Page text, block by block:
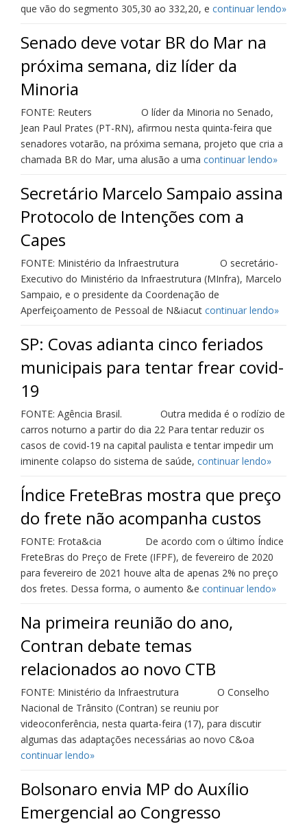
que vão do segmento 305,30 ao 332,20, e continuar lendo»
Senado deve votar BR do Mar na
próxima semana, diz líder da
Minoria
FONTE: Reuters O líder da Minoria no Senado,
Jean Paul Prates (PT-RN), afirmou nesta quinta-feira que
senadores votarão, na próxima semana, projeto que cria a
chamada BR do Mar, uma alusão a uma continuar lendo»
Secretário Marcelo Sampaio assina
Protocolo de Intenções com a
Capes
FONTE: Ministério da Infraestrutura O secretário-
Executivo do Ministério da Infraestrutura (MInfra), Marcelo
Sampaio, e o presidente da Coordenação de
Aperfeiçoamento de Pessoal de N&iacut continuar lendo»
SP: Covas adianta cinco feriados
municipais para tentar frear covid-
19
FONTE: Agência Brasil. Outra medida é o rodízio de
carros noturno a partir do dia 22 Para tentar reduzir os
casos de covid-19 na capital paulista e tentar impedir um
iminente colapso do sistema de saúde, continuar lendo»
Índice FreteBras mostra que preço
do frete não acompanha custos
FONTE: Frota&cia De acordo com o último Índice
FreteBras do Preço de Frete (IFPF), de fevereiro de 2020
para fevereiro de 2021 houve alta de apenas 2% no preço
dos fretes. Dessa forma, o aumento &e continuar lendo»
Na primeira reunião do ano,
Contran debate temas
relacionados ao novo CTB
FONTE: Ministério da Infraestrutura O Conselho
Nacional de Trânsito (Contran) se reuniu por
videoconferência, nesta quarta-feira (17), para discutir
algumas das adaptações necessárias ao novo C&oa
continuar lendo»
Bolsonaro envia MP do Auxílio
Emergencial ao Congresso